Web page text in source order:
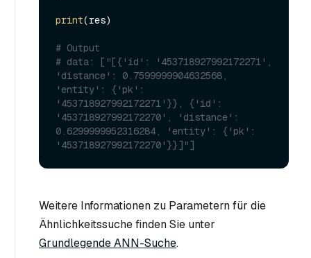
print(res)
# Output
# data: ["[{'id': '453718927992172271',
'distance': 0.7599999904632568,
'entity': {'pk':
'453718927992172271'}}, {'id':
'453718927992172270', 'distance':
0.6299999952316284, 'entity': {'pk':
'453718927992172270'}}]"]
Weitere Informationen zu Parametern für die
Ähnlichkeitssuche finden Sie unter
Grundlegende ANN-Suche.